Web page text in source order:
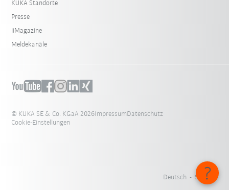
KUKA Standorte
Presse
iiMagazine
Meldekanäle
© KUKA SE & Co. KGaA 2026 Impressum Datenschutz
Cookie-Einstellungen
Deutsch - Schweiz